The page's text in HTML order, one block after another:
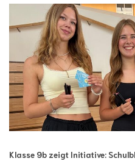
Klasse 9b zeigt Initiative: